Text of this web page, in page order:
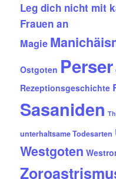
Leg dich nicht mit
Frauen an
Magie
Ostgoten Perser
Rezeptionsgeschichte
Sasaniden
unterhaltsame Todesarten
Westgoten